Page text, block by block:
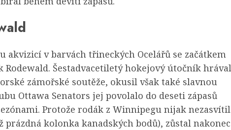
akvizicí v barvách třineckých Ocelářů se začátkem
Rodewald. Šestadvacetiletý hokejový útočník hrával
zámořské soutěže, okusil však také slavnou
Ottawa Senators jej povolalo do deseti zápasů
Protože rodák z Winnipegu nijak nezasvítil
prázdná kolonka kanadských bodů), zůstal nakonec